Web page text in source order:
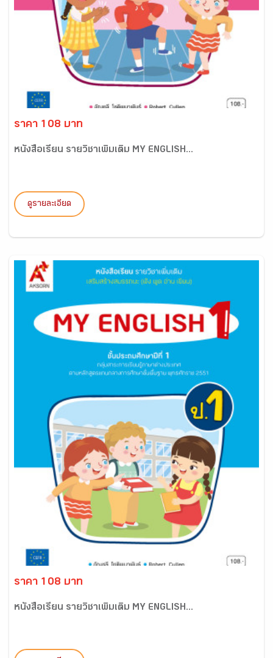
ราคา 108 บาท
หนังสือเรียน รายวิชาเพิ่มเติม MY ENGLISH...
ดูรายละเอียด
ราคา 108 บาท
หนังสือเรียน รายวิชาเพิ่มเติม MY ENGLISH...